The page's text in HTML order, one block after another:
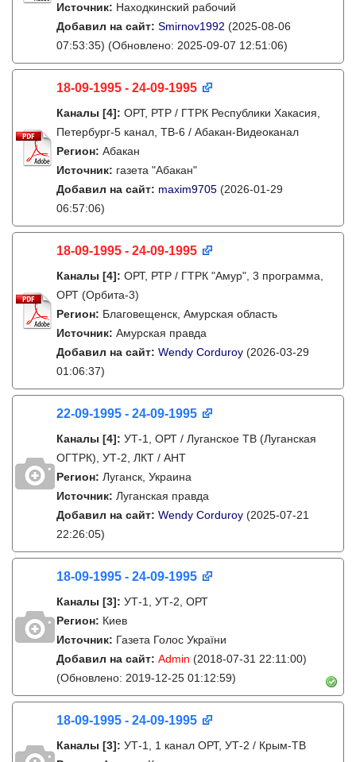
Источник: Находкинский рабочий
Добавил на сайт: Smirnov1992 (2025-08-06
07:53:35) (Обновлено: 2025-09-07 12:51:06)
18-09-1995 - 24-09-1995
Каналы [4]: ОРТ, РТР / ГТРК Республики Хакасия,
Петербург-5 канал, ТВ-6 / Абакан-Видеоканал
Регион: Абакан
Источник: газета "Абакан"
Добавил на сайт: maxim9705 (2026-01-29
06:57:06)
18-09-1995 - 24-09-1995
Каналы [4]: ОРТ, РТР / ГТРК "Амур", 3 программа,
ОРТ (Орбита-3)
Регион: Благовещенск, Амурская область
Источник: Амурская правда
Добавил на сайт: Wendy Corduroy (2026-03-29
01:06:37)
22-09-1995 - 24-09-1995
Каналы [4]: УТ-1, ОРТ / Луганское ТВ (Луганская
ОГТРК), УТ-2, ЛКТ / АНТ
Регион: Луганск, Украина
Источник: Луганская правда
Добавил на сайт: Wendy Corduroy (2025-07-21
22:26:05)
18-09-1995 - 24-09-1995
Каналы [3]: УТ-1, УТ-2, ОРТ
Регион: Киев
Источник: Газета Голос України
Добавил на сайт: Admin (2018-07-31 22:11:00)
(Обновлено: 2019-12-25 01:12:59)
18-09-1995 - 24-09-1995
Каналы [3]: УТ-1, 1 канал ОРТ, УТ-2 / Крым-ТВ